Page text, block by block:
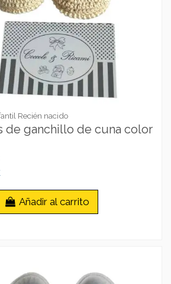
Recién nacido
de ganchillo de cuna color
Añadir al carrito